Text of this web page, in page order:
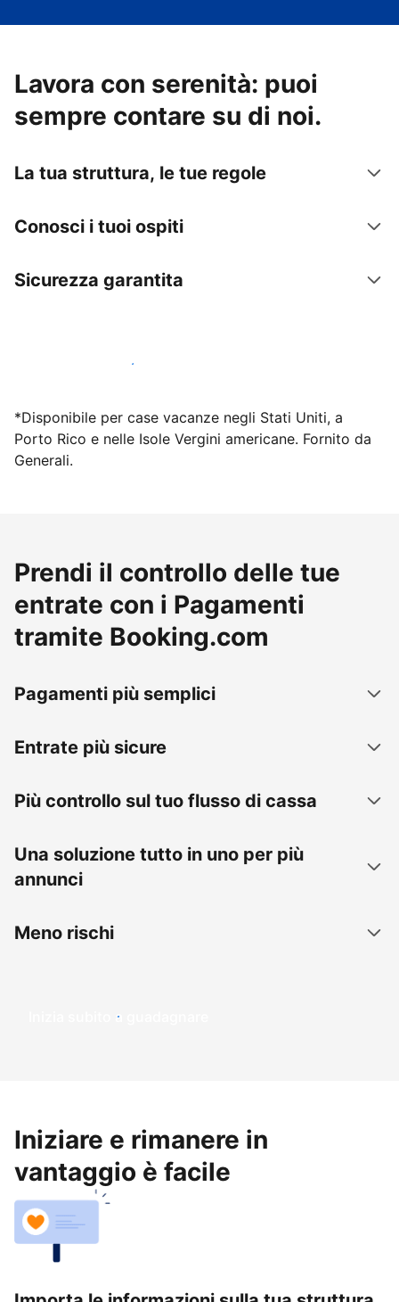
Lavora con serenità: puoi
sempre contare su di noi.
La tua struttura, le tue regole
Conosci i tuoi ospiti
Sicurezza garantita
Inizia subito a lavorare con noi
*Disponibile per case vacanze negli Stati Uniti, a
Porto Rico e nelle Isole Vergini americane. Fornito da
Generali.
Prendi il controllo delle tue
entrate con i Pagamenti
tramite Booking.com
Pagamenti più semplici
Entrate più sicure
Più controllo sul tuo flusso di cassa
Una soluzione tutto in uno per più
annunci
Meno rischi
Inizia subito a guadagnare
Iniziare e rimanere in
vantaggio è facile